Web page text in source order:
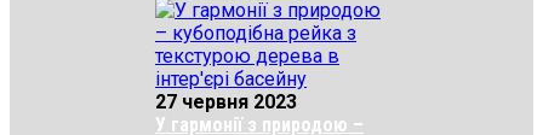
27 червня 2023
У гармонії з природою –